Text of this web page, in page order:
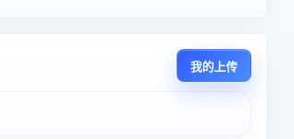
我的上传